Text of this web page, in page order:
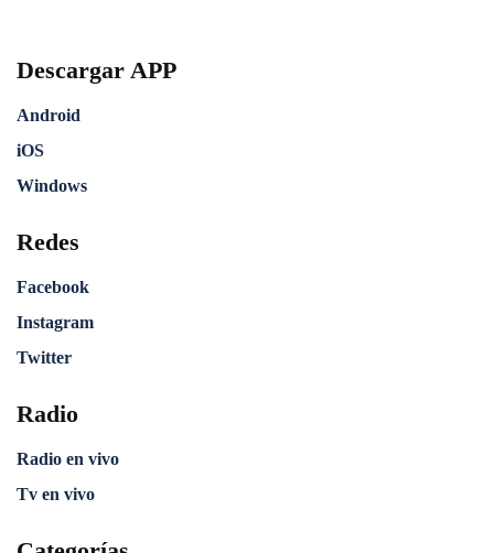
Descargar APP
Android
iOS
Windows
Redes
Facebook
Instagram
Twitter
Radio
Radio en vivo
Tv en vivo